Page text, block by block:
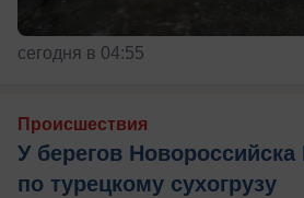
сегодня в 04:55
Происшествия
У берегов
по турецкому сухогрузу